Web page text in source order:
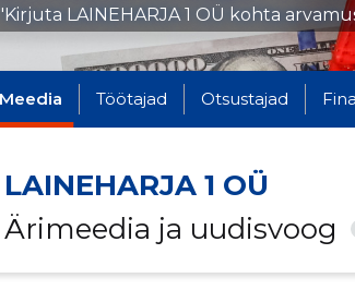
LAINEHARJA 1 OÜ kohta
Meedia Töötajad Otsustajad
LAINEHARJA 1 OÜ
Ärimeedia ja uudisvoog